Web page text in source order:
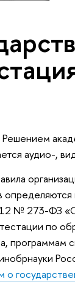
аудио-,
№ 273-ФЗ
по
программам